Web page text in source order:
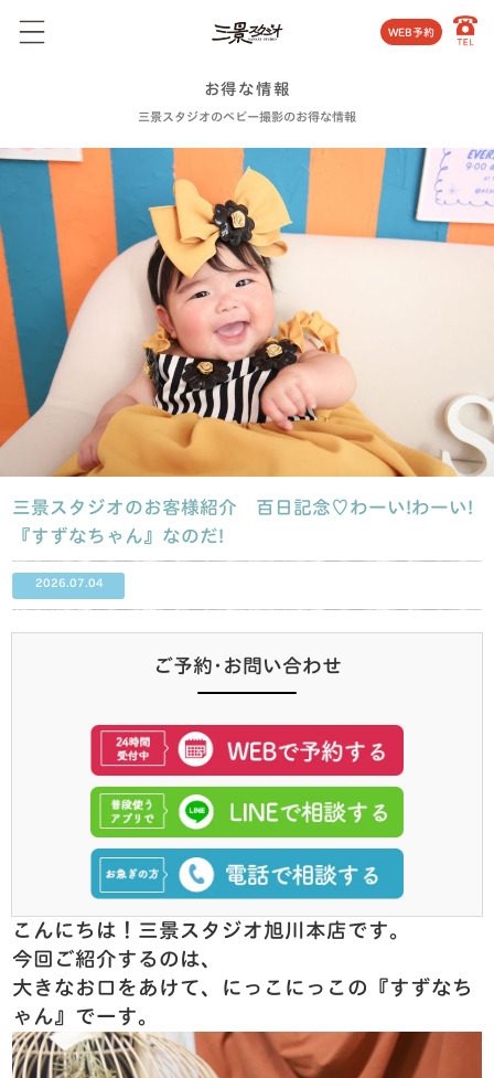
WEB予約
お得な情報
三景スタジオのベビー撮影のお得な情報
三景スタジオのお客様紹介 百日記念♡わーい!わーい!
『すずなちゃん』なのだ!
2026.07.04
ご予約･お問い合わせ
こんにちは！三景スタジオ旭川本店です。
今回ご紹介するのは、
大きなお口をあけて、にっこにっこの『すずなち
ゃん』でーす。